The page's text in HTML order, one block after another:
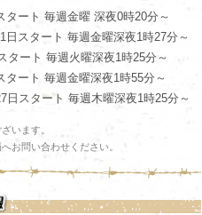
タート 毎週金曜 深夜0時20分～
日スタート 毎週金曜深夜1時27分～
タート 毎週火曜深夜1時25分～
タート 毎週金曜深夜1時55分～
日スタート 毎週木曜深夜1時25分～
います。
お問い合わせください。